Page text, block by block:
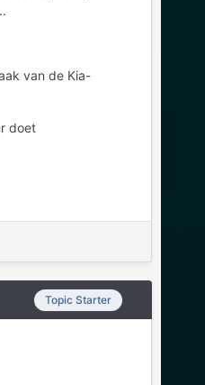
van de Kia-
doet
Topic Starter